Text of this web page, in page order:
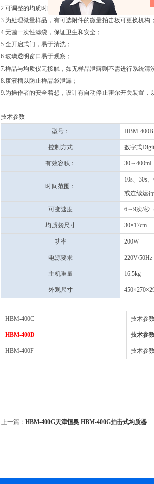
2.可调整的均质时间；固定的或可变的均质速度，可显
3.为处理微量样品，有可选附件的微量拍击板可更换机构；
4.无菌一次性滤袋，保证卫生和安全；
5.全开启式门，易于清洗；
6.玻璃透明窗口易于观察；
7.样品与均质仪无接触，如无样品泄露则不需进行系统清
8.废液槽以防止样品袋泄漏；
9.为操作者的安全着想，设计有自动停止霍尔开关装置，
技术参数
型号：
HBM-400B
控制方式 数字式
有效容积： 30～400mL
时间范围：
10s、30s
或连续运
可变速度 6～9次/秒
均质袋尺寸 30×17cm
功率 200W
电源要求 220V/50Hz
主机重量 16.5kg
外观尺寸
HBM-400C 技术参
HBM-400D 技术参
HBM-400F 技术参
上一篇： HBM-400G天津恒奥 HBM-400G拍击式均质器